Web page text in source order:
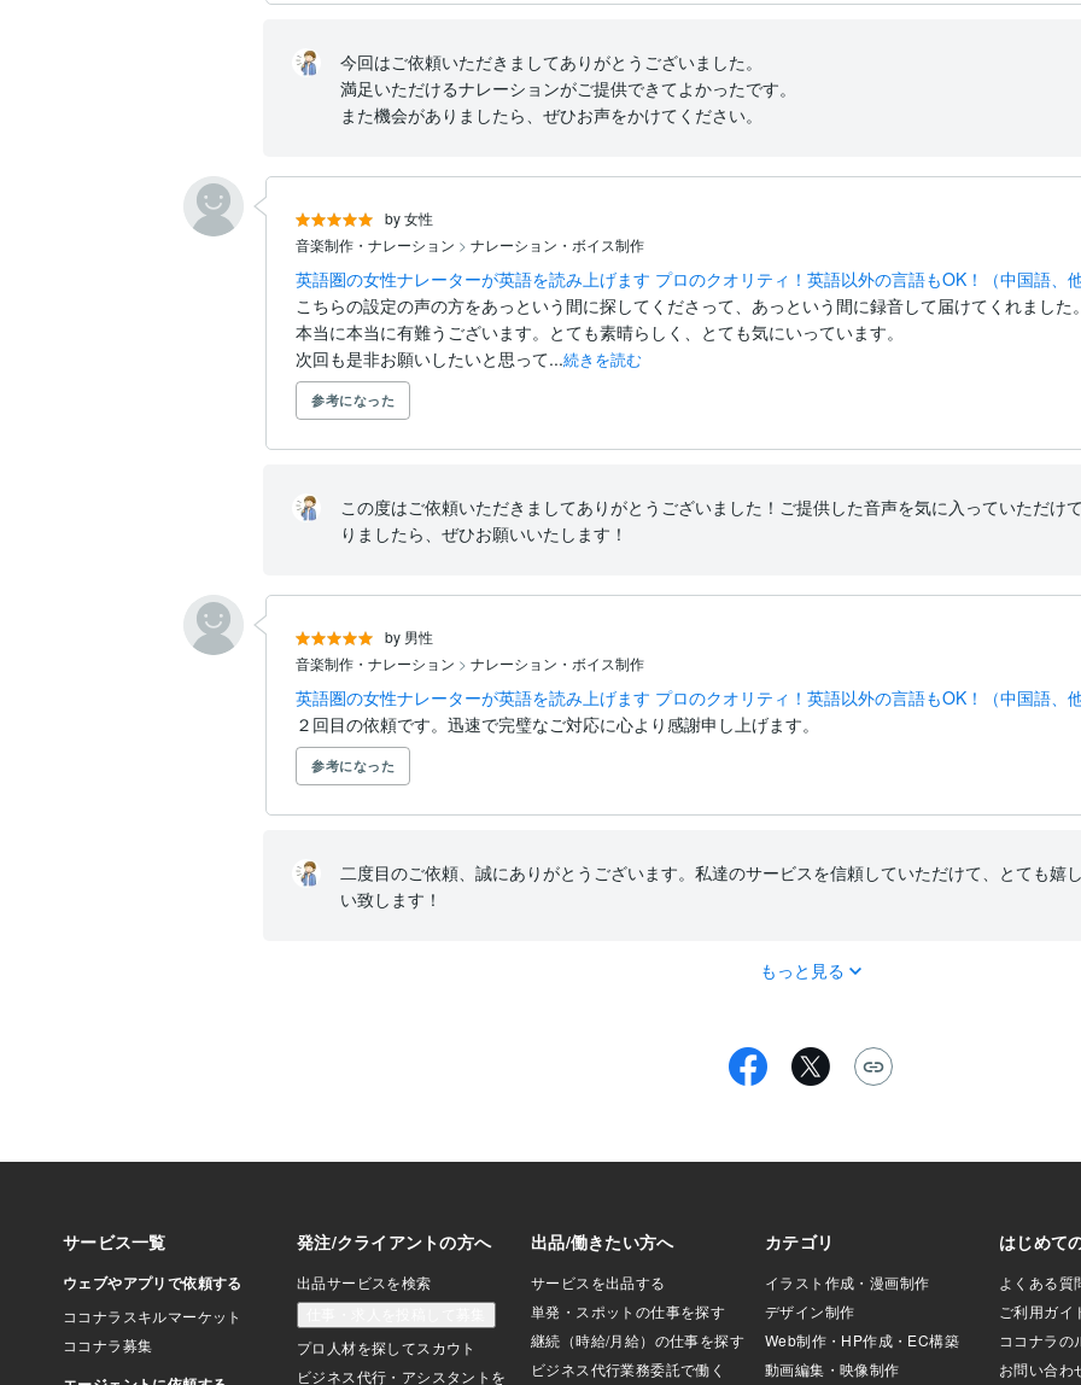
今回はご依頼いただきましてありがとうございました。
満足いただけるナレーションがご提供できてよかったです。
また機会がありましたら、ぜひお声をかけてください。
by 女性
音楽制作・ナレーション > ナレーション・ボイス制作
英語圏の女性ナレーターが英語を読み上げます プロのクオリティ！英語以外の言語もOK！（中国語、他
こちらの設定の声の方をあっという間に探してくださって、あっという間に録音して届けてくれました。
本当に本当に有難うございます。とても素晴らしく、とても気にいっています。
次回も是非お願いしたいと思って...続きを読む
参考になった
この度はご依頼いただきましてありがとうございました！ご提供した音声を気に入っていただけ
りましたら、ぜひお願いいたします！
by 男性
音楽制作・ナレーション > ナレーション・ボイス制作
英語圏の女性ナレーターが英語を読み上げます プロのクオリティ！英語以外の言語もOK！（中国語、他
２回目の依頼です。迅速で完璧なご対応に心より感謝申し上げます。
参考になった
二度目のご依頼、誠にありがとうございます。私達のサービスを信頼していただけて、とても嬉
い致します！
もっと見る